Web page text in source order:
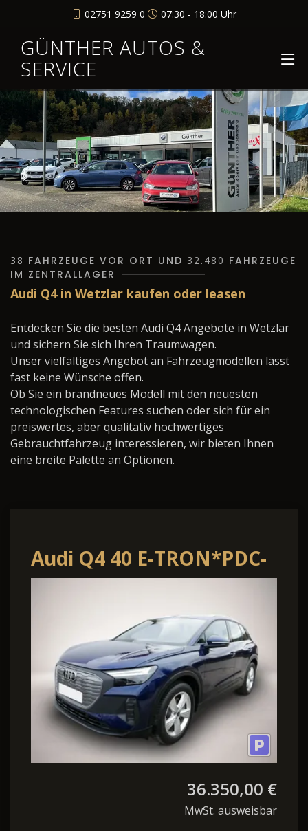
02751 9259 0 07:30 - 18:00 Uhr
GÜNTHER AUTOS &
SERVICE
38 FAHRZEUGE VOR ORT UND 32.480 FAHRZEUGE
IM ZENTRALLAGER
Audi Q4 in Wetzlar kaufen oder leasen
Entdecken Sie die besten Audi Q4 Angebote in Wetzlar
und sichern Sie sich Ihren Traumwagen.
Unser vielfältiges Angebot an Fahrzeugmodellen lässt
fast keine Wünsche offen.
Ob Sie ein brandneues Modell mit den neuesten
technologischen Features suchen oder sich für ein
preiswertes, aber qualitativ hochwertiges
Gebrauchtfahrzeug interessieren, wir bieten Ihnen
eine breite Palette an Optionen.
Audi Q4 40 E-TRON*PDC-
HINTEN*KEYLESS-
GO*NAVI*LED*3-ZO
36.350,00 €
MwSt. ausweisbar